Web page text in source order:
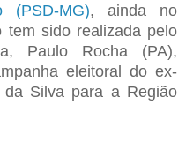
(PSD-MG), ainda no
tem sido realizada pelo
Paulo Rocha (PA),
eleitoral do ex-
Silva para a Região